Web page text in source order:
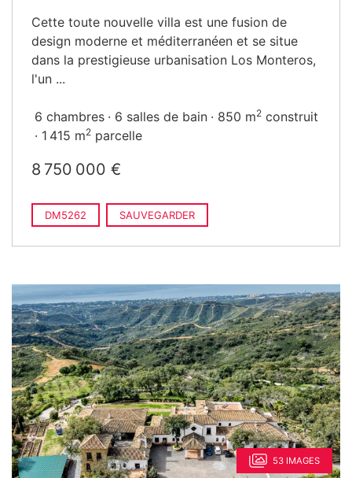
Cette toute nouvelle villa est une fusion de
design moderne et méditerranéen et se situe
dans la prestigieuse urbanisation Los Monteros,
l'un ...
6 chambres 6 salles de bain 850 m2 construit
1 415 m2 parcelle
8 750 000 €
DM5262 SAUVEGARDER
53 IMAGES